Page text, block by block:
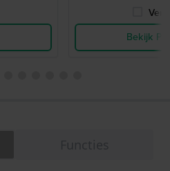
Bekijk